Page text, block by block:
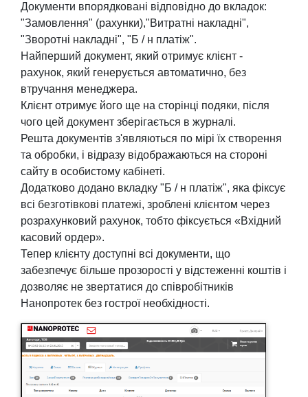
Документи впорядковані відповідно до вкладок:
"Замовлення" (рахунки),"Витратні накладні",
"Зворотні накладні", "Б / н платіж".
Найперший документ, який отримує клієнт -
рахунок, який генерується автоматично, без
втручання менеджера.
Клієнт отримує його ще на сторінці подяки, після
чого цей документ зберігається в журналі.
Решта документів з'являються по мірі їх створення
та обробки, і відразу відображаються на стороні
сайту в особистому кабінеті.
Додатково додано вкладку "Б / н платіж", яка фіксує
всі безготівкові платежі, зроблені клієнтом через
розрахунковий рахунок, тобто фіксується «Вхідний
касовий ордер».
Тепер клієнту доступні всі документи, що
забезпечує більше прозорості у відстеженні коштів і
дозволяє не звертатися до співробітників
Нанопротек без гострої необхідності.